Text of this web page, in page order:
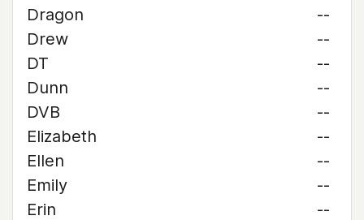
Dragon
--
Drew
--
DT
--
Dunn
--
DVB
--
Elizabeth
--
Ellen
--
Emily
--
Erin
--